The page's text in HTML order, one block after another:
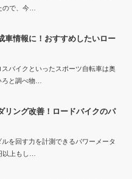
ので、今…
車情報に！おすすめしたいロー
スバイクといったスポーツ自転車は奥
と調べ物…
リング改善！ロードバイクのパ
を回す力を計測できるパワーメータ
以上もし…